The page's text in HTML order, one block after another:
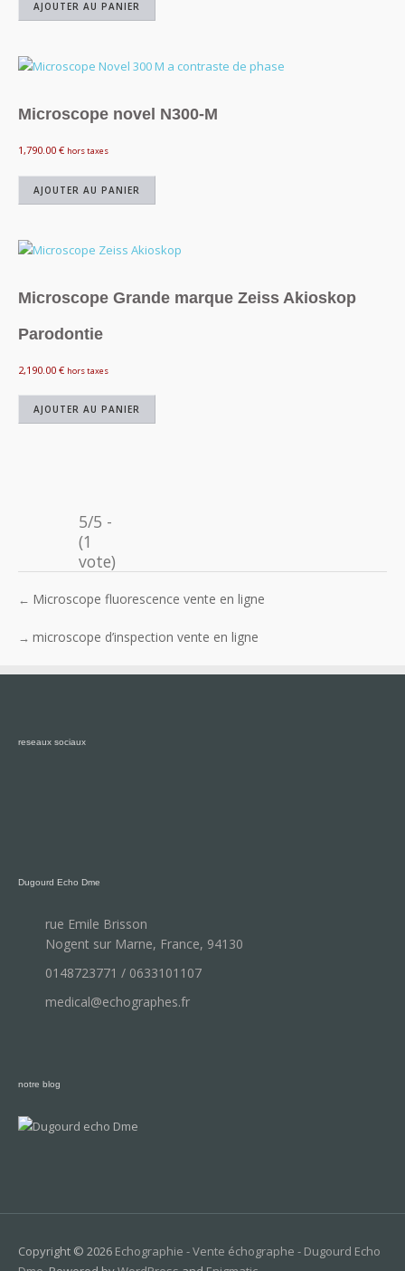
AJOUTER AU PANIER
Microscope novel N300-M
1,790.00 € hors taxes
AJOUTER AU PANIER
Microscope Grande marque Zeiss Akioskop
Parodontie
2,190.00 € hors taxes
AJOUTER AU PANIER
5/5 -
(1
vote)
← Microscope fluorescence vente en ligne
→ microscope d’inspection vente en ligne
reseaux sociaux
Dugourd Echo Dme
rue Emile Brisson
Nogent sur Marne, France, 94130
0148723771 / 0633101107
medical@echographes.fr
notre blog
Copyright © 2026 Echographie - Vente échographe - Dugourd Echo